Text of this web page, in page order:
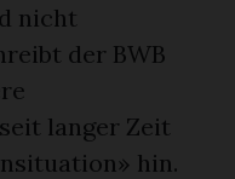
nicht
der BWB
langer Zeit
hin.